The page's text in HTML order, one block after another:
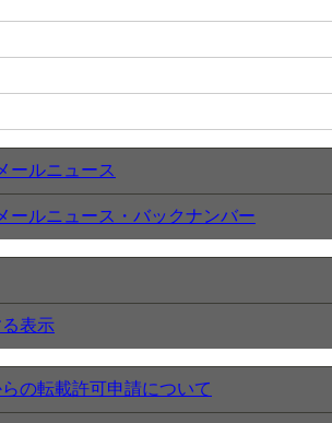
ールニュース
ールニュース・バックナンバー
表示
の転載許可申請について